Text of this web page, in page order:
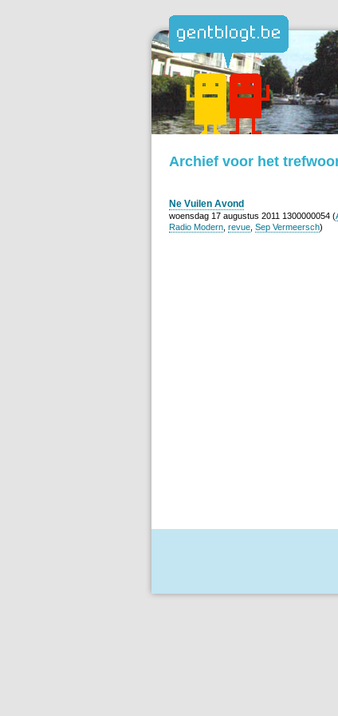
Archief voor het
Ne Vuilen Avond
woensdag 17 augustus 2011 1300000054 (
Radio Modern revue Sep Vermeersch)